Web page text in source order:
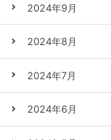
2024年9月
2024年8月
2024年7月
2024年6月